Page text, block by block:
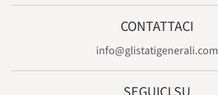
CONTATTACI
info@glistatigenerali.com